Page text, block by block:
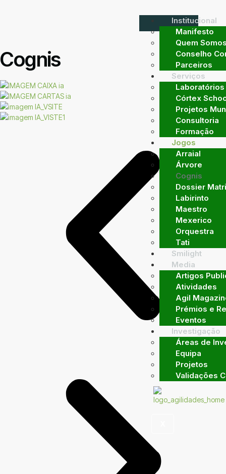
Institucional
Manifesto
Quem
Conselho
Parceiros
Serviços
Laboratórios
Córtex
Projetos
Consultoria
Formação
Jogos
Arraial
Árvore
Cognis
Dossier
Labirinto
Maestro
Mexerico
Orquestra
Tati
Smilight
Media
Artigos
Atividades
Agil
Prémios e
Eventos
Investigação
Áreas de
Equipa
Projetos
Validações
Cognis